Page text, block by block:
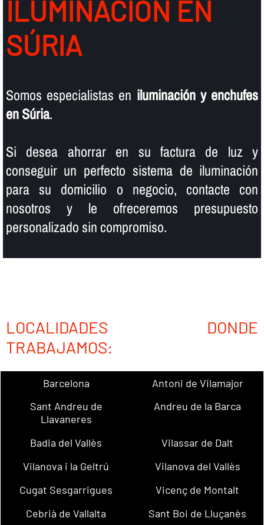
ILUMINACIÓN EN
SÚRIA
Somos especialistas en iluminación y enchufes
en Súria.
Si desea ahorrar en su factura de luz y
conseguir un perfecto sistema de iluminación
para su domicilio o negocio, contacte con
nosotros y le ofreceremos presupuesto
personalizado sin compromiso.
LOCALIDADES DONDE
TRABAJAMOS:
Barcelona
Antoni de Vilamajor
Sant Andreu de
Llavaneres
Andreu de la Barca
Badia del Vallès
Vilassar de Dalt
Vilanova i la Geltrú
Vilanova del Vallès
Cugat Sesgarrigues
Vicenç de Montalt
Cebrià de Vallalta
Sant Boi de Lluçanès